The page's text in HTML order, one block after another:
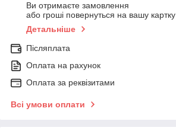
Ви отримаєте замовлення
або гроші повернуться на вашу картку
Детальніше
Післяплата
Оплата на рахунок
Оплата за реквізитами
Всі умови оплати